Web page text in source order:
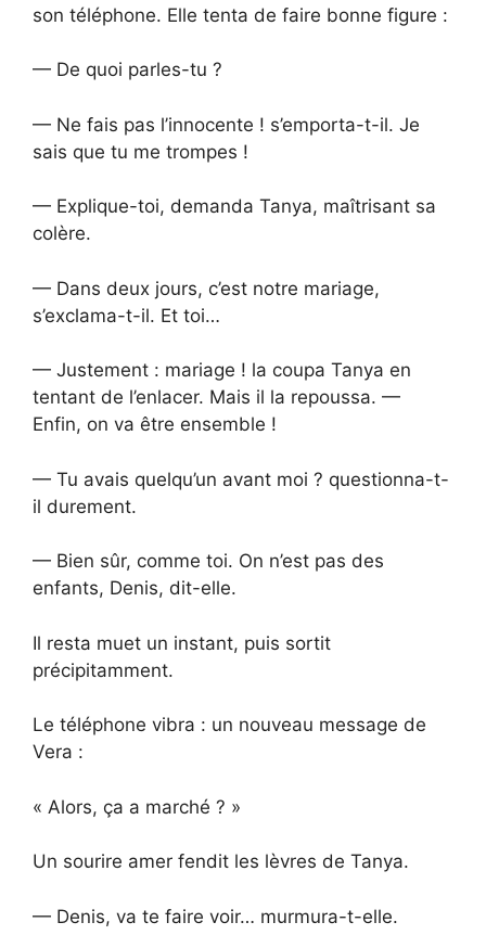
son téléphone. Elle tenta de faire bonne figure :
— De quoi parles-tu ?
— Ne fais pas l’innocente ! s’emporta-t-il. Je
sais que tu me trompes !
— Explique-toi, demanda Tanya, maîtrisant sa
colère.
— Dans deux jours, c’est notre mariage,
s’exclama-t-il. Et toi…
— Justement : mariage ! la coupa Tanya en
tentant de l’enlacer. Mais il la repoussa. —
Enfin, on va être ensemble !
— Tu avais quelqu’un avant moi ? questionna-t-
il durement.
— Bien sûr, comme toi. On n’est pas des
enfants, Denis, dit-elle.
Il resta muet un instant, puis sortit
précipitamment.
Le téléphone vibra : un nouveau message de
Vera :
« Alors, ça a marché ? »
Un sourire amer fendit les lèvres de Tanya.
— Denis, va te faire voir… murmura-t-elle.